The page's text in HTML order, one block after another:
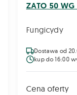
ZATO 50 WG
Fungicydy
Dostawa od
kup do 16:00
Cena oferty